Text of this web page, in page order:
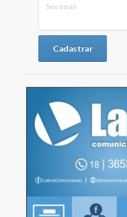
Seu email